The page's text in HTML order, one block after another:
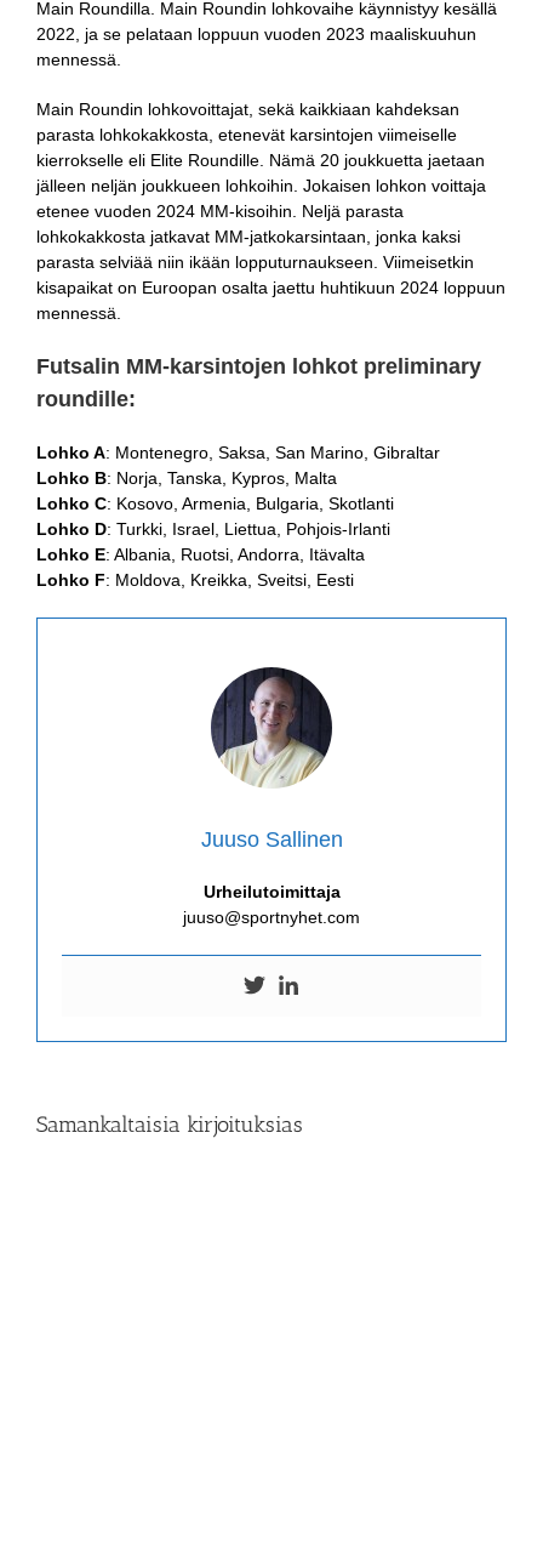
Main Roundilla. Main Roundin lohkovaihe käynnistyy kesällä
2022, ja se pelataan loppuun vuoden 2023 maaliskuuhun
mennessä.
Main Roundin lohkovoittajat, sekä kaikkiaan kahdeksan
parasta lohkokakkosta, etenevät karsintojen viimeiselle
kierrokselle eli Elite Roundille. Nämä 20 joukkuetta jaetaan
jälleen neljän joukkueen lohkoihin. Jokaisen lohkon voittaja
etenee vuoden 2024 MM-kisoihin. Neljä parasta
lohkokakkosta jatkavat MM-jatkokarsintaan, jonka kaksi
parasta selviää niin ikään lopputurnaukseen. Viimeisetkin
kisapaikat on Euroopan osalta jaettu huhtikuun 2024 loppuun
mennessä.
Futsalin MM-karsintojen lohkot preliminary
roundille:
Lohko A: Montenegro, Saksa, San Marino, Gibraltar
Lohko B: Norja, Tanska, Kypros, Malta
Lohko C: Kosovo, Armenia, Bulgaria, Skotlanti
Lohko D: Turkki, Israel, Liettua, Pohjois-Irlanti
Lohko E: Albania, Ruotsi, Andorra, Itävalta
Lohko F: Moldova, Kreikka, Sveitsi, Eesti
Juuso Sallinen
Urheilutoimittaja
juuso@sportnyhet.com
Samankaltaisia kirjoituksias